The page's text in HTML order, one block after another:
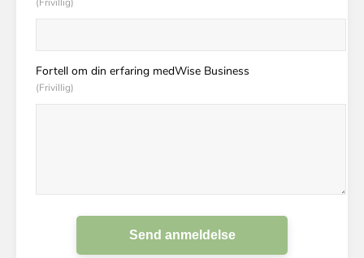
Fortell om din erfaring medWise Business
(Frivillig)
Send anmeldelse